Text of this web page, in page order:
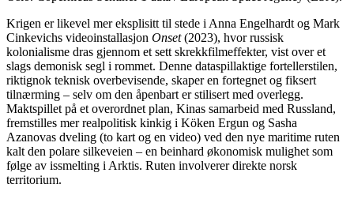
Krigen er likevel mer eksplisitt til stede i Anna Engelhardt og Mark
Cinkevichs videoinstallasjon Onset(2023), hvor russisk
kolonialisme dras gjennom et sett skrekkfilmeffekter, vist over et
slags demonisk segl i rommet. Denne dataspillaktige fortellerstilen,
riktignok teknisk overbevisende, skaper en fortegnet og fiksert
tilnærming – selv om den åpenbart er stilisert med overlegg.
Maktspillet på et overordnet plan, Kinas samarbeid med Russland,
fremstilles mer realpolitisk kinkig i Köken Ergun og Sasha
Azanovas dveling (to kart og en video) ved den nye maritime ruten
kalt den polare silkeveien – en beinhard økonomisk mulighet som
følge av issmelting i Arktis. Ruten involverer direkte norsk
territorium.